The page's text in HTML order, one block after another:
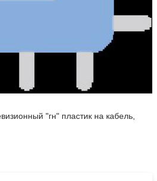
"гн" пластик на кабель,